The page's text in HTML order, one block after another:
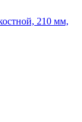
210 мм,